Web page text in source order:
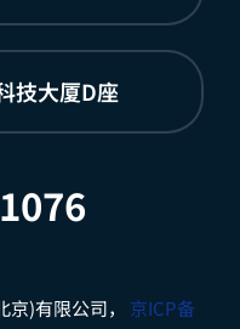
技大厦D座
)有限公司，
京ICP备